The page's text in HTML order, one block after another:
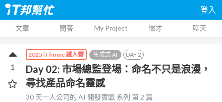
登入
文章 問答 My Project 徵才 聊天
2025 iThome 鐵人賽 生成式 AI DAY2
Day 02: 市場總監登場：命名不只是浪漫，
尋找產品命名靈感
30 天一人公司的 AI 開發實戰 系列 第2 篇
1